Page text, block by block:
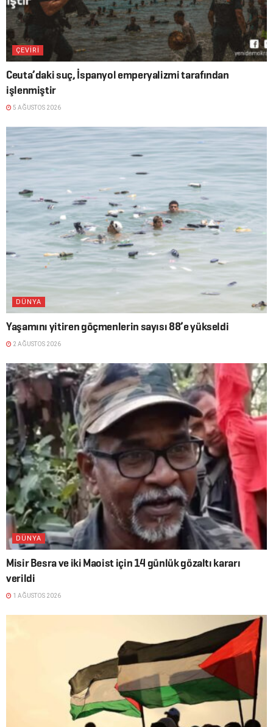
ÇEVİRİ
Ceuta’daki suç, İspanyol emperyalizmi tarafından
işlenmiştir
5 AĞUSTOS 2026
DÜNYA
Yaşamını yitiren göçmenlerin sayısı 88’e yükseldi
2 AĞUSTOS 2026
DÜNYA
Misir Besra ve iki Maoist için 14 günlük gözaltı kararı
verildi
1 AĞUSTOS 2026